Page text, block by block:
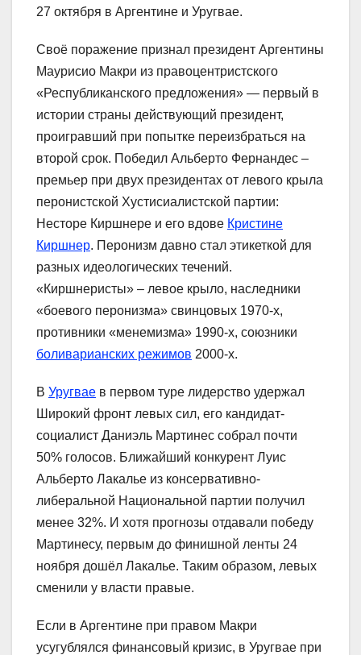
27 октября в Аргентине и Уругвае.
Своё поражение признал президент Аргентины
Маурисио Макри из правоцентристского
«Республиканского предложения» ― первый в
истории страны действующий президент,
проигравший при попытке переизбраться на
второй срок. Победил Альберто Фернандес –
премьер при двух президентах от левого крыла
перонистской Хустисиалистской партии:
Несторе Киршнере и его вдове Кристине
Киршнер. Перонизм давно стал этикеткой для
разных идеологических течений.
«Киршнеристы» – левое крыло, наследники
«боевого перонизма» свинцовых 1970-х,
противники «менемизма» 1990-х, союзники
боливарианских режимов 2000-х.
В Уругвае в первом туре лидерство удержал
Широкий фронт левых сил, его кандидат-
социалист Даниэль Мартинес собрал почти
50% голосов. Ближайший конкурент Луис
Альберто Лакалье из консервативно-
либеральной Национальной партии получил
менее 32%. И хотя прогнозы отдавали победу
Мартинесу, первым до финишной ленты 24
ноября дошёл Лакалье. Таким образом, левых
сменили у власти правые.
Если в Аргентине при правом Макри
усугублялся финансовый кризис, в Уругвае при